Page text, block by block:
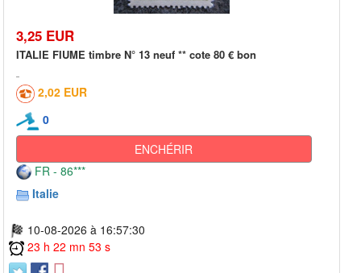
3,25 EUR
ITALIE FIUME timbre N° 13 neuf ** cote 80 € bon
2,02 EUR
0
ENCHÉRIR
FR - 86***
Italie
10-08-2026 à 16:57:30
23 h 22 mn 53 s